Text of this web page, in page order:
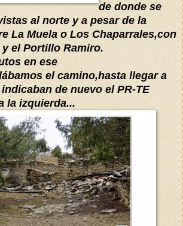
de donde se
al norte y a pesar de la
La Muela o Los Chaparrales,con
el Portillo Ramiro.
en ese
el camino,hasta llegar a
de nuevo el PR-TE
la izquierda...